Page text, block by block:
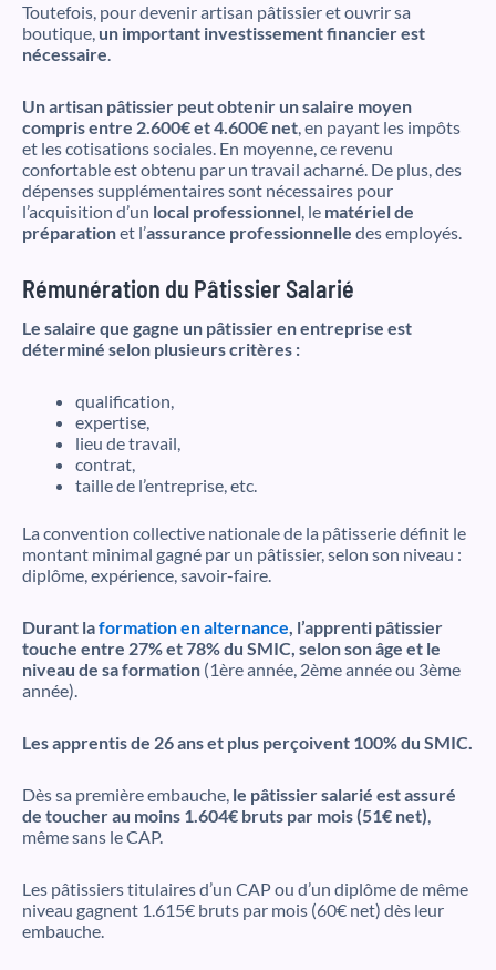
Toutefois, pour devenir artisan pâtissier et ouvrir sa
boutique, un important investissement financier est
nécessaire.
Un artisan pâtissier peut obtenir un salaire moyen
compris entre 2.600€ et 4.600€ net, en payant les impôts
et les cotisations sociales. En moyenne, ce revenu
confortable est obtenu par un travail acharné. De plus, des
dépenses supplémentaires sont nécessaires pour
l’acquisition d’un local professionnel, le matériel de
préparationet l’assurance professionnelle des employés.
Rémunération du Pâtissier Salarié
Le salaire que gagne un pâtissier en entreprise est
déterminé selon plusieurs critères :
qualification,
expertise,
lieu de travail,
contrat,
taille de l’entreprise, etc.
La convention collective nationale de la pâtisserie définit le
montant minimal gagné par un pâtissier, selon son niveau :
diplôme, expérience, savoir-faire.
Durant laformation en alternance , l’apprenti pâtissier
touche entre 27% et 78% du SMIC, selon son âge et le
niveau de sa formation (1ère année, 2ème année ou 3ème
année).
Les apprentis de 26 ans et plus perçoivent 100% du SMIC.
Dès sa première embauche, le pâtissier salarié est assuré
de toucher au moins 1.604€ bruts par mois (51€ net)
même sans le CAP.
Les pâtissiers titulaires d’un CAP ou d’un diplôme de même
niveau gagnent 1.615€ bruts par mois (60€ net) dès leur
embauche.